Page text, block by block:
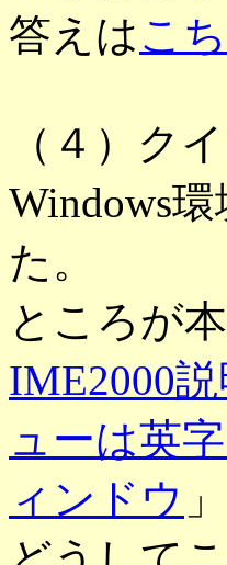
答えはこ
（４）ク
Windows
た。
ところが
IME2000
ューは英
ィンドウ